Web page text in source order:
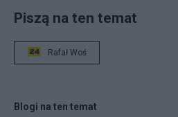
Piszą na ten temat
Rafał Woś
Blogi na ten temat